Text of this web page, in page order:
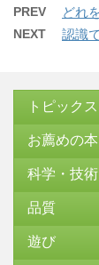
PREV どれ
NEXT 認識
トピックス
お薦めの本
科学・技
品質
遊び